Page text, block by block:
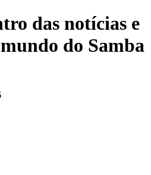
das notícias e
do Samba